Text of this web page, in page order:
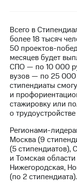
Новости
в
регионе
и акционерам
ПАО
Всего в
более 18 тысяч
50 проектов-
месяцев будет
СПО — по 10 000
вузов — по 25
стипендиаты
и
стажировку или
о
Регионами-
Москва (9
(5 стипендиатов),
и Томская
Нижегородская,
(по 2 стипендиата).